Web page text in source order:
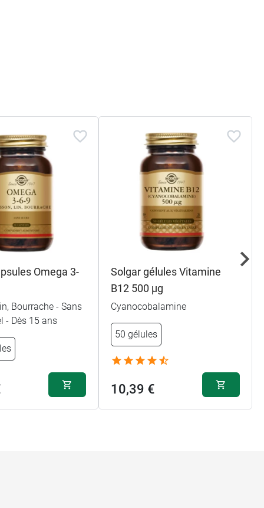
Omega 3-
Bourrache - Sans
- Dès 15 ans
Solgar gélules Vitamine
B12 500 µg
Cyanocobalamine
50 gélules
10,39 €